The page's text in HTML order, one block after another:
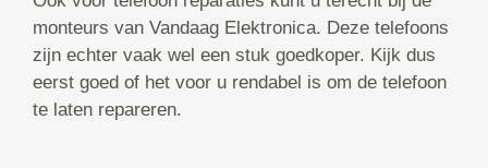
monteurs van Vandaag Elektronica. Deze telefoons
zijn echter vaak wel een stuk goedkoper. Kijk dus
eerst goed of het voor u rendabel is om de telefoon
te laten repareren.